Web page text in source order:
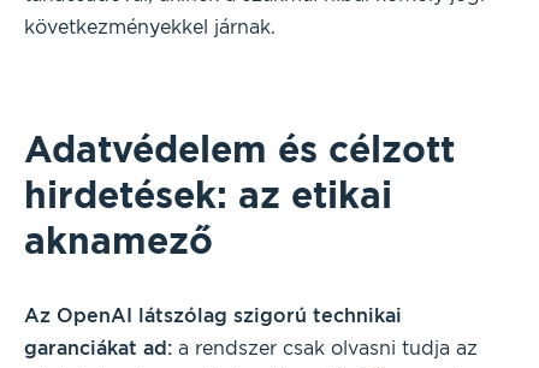
következményekkel járnak.
Adatvédelem és célzott
hirdetések: az etikai
aknamező
Az OpenAI látszólag szigorú technikai
garanciákat ad: a rendszer csak olvasni tudja az